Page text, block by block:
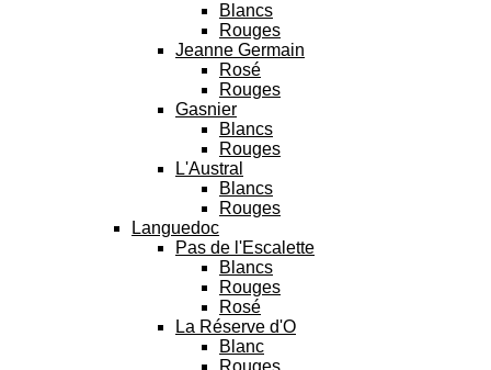
Blancs
Rouges
Jeanne Germain
Rosé
Rouges
Gasnier
Blancs
Rouges
L'Austral
Blancs
Rouges
Languedoc
Pas de l'Escalette
Blancs
Rouges
Rosé
La Réserve d'O
Blanc